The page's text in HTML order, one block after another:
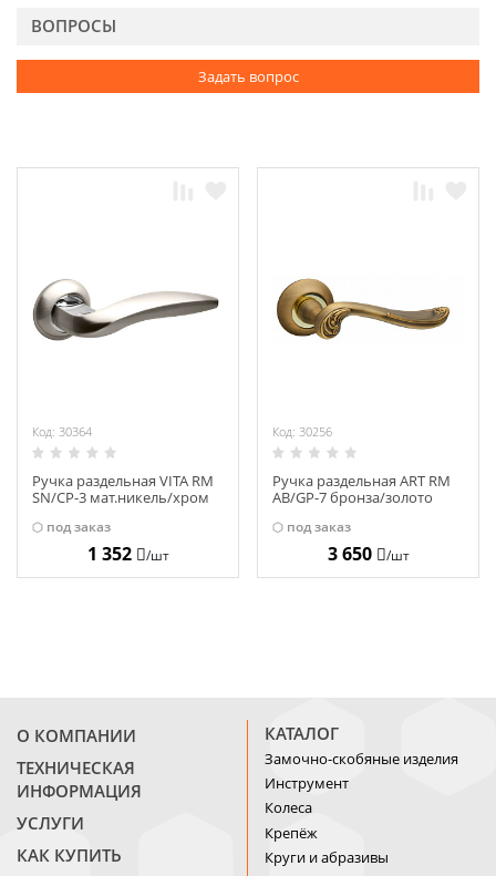
ВОПРОСЫ
Задать вопрос
Код: 30364
Ручка раздельная VITA RM
SN/CP-3 мат.никель/хром
под заказ
1 352 /шт
Код: 30256
Ручка раздельная ART RM
AB/GP-7 бронза/золото
под заказ
3 650 /шт
О КОМПАНИИ
ТЕХНИЧЕСКАЯ
ИНФОРМАЦИЯ
УСЛУГИ
КАК КУПИТЬ
КАТАЛОГ
Замочно-скобяные изделия
Инструмент
Колеса
Крепёж
Круги и абразивы